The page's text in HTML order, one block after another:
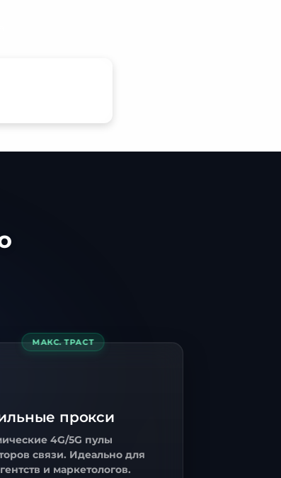
МАКС. ТРАСТ
прокси
4G/5G пулы
связи. Идеально для
и маркетологов.